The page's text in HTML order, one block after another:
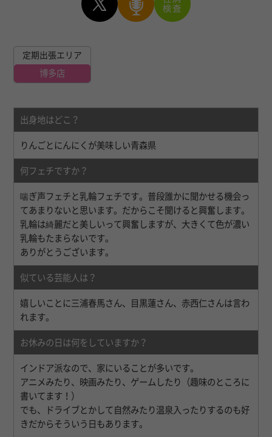
定期出張エリア
博多店
出身地はどこ？
りんごとにんにくが美味しい青森県
何フェチですか？
喘ぎ声フェチと乳輪フェチです。普段誰かに聞かせる機会っ
てあまりないと思います。だからこそ聞けると興奮します。
乳輪は綺麗だと美しいって興奮しますが、大きくて色が濃い
乳輪もたまらないです。
ありがとうございます。
似ている芸能人は？
嬉しいことに三浦春馬さん、目黒蓮さん、赤西仁さんは言わ
れます。
お休みの日は何をしていますか？
インドア派なので、家にいることが多いです。
アニメみたり、映画みたり、ゲームしたり（趣味のところに
書いてます！）
でも、ドライブとかして自然みたり温泉入ったりするのも好
きだからそういう日もあります。